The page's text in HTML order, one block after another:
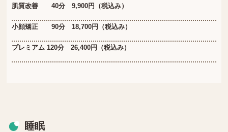
肌質改善 40分 9,900円（税込み）
小顔矯正 90分 18,700円（税込み）
プレミアム 120分 26,400円（税込み）
睡眠